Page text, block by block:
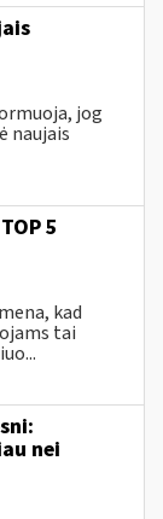
jog
naujais
5
kad
tai
nei